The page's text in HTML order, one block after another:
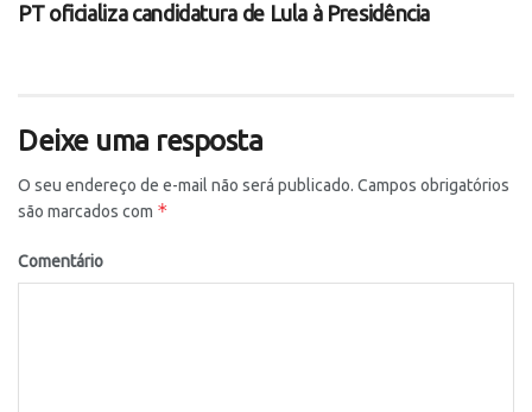
PT oficializa candidatura de Lula à Presidência
Deixe uma resposta
O seu endereço de e-mail não será publicado. Campos obrigatórios
são marcados com *
Comentário